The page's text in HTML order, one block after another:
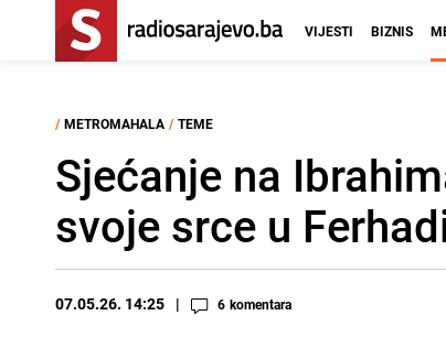
VIJESTI BIZNIS
/ METROMAHALA / TEME
Sjećanje na
svoje srce u
07.05.26. 14:25 6 komentara